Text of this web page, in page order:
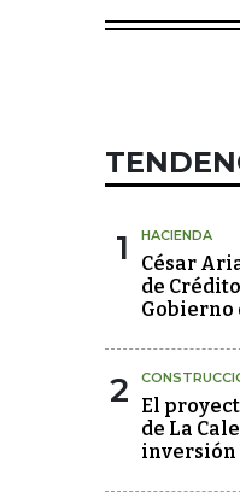
1 HACIENDA
César
de
Gobierno
2
El
de La
inversión